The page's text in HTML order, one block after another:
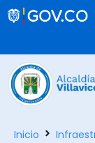
Inicio